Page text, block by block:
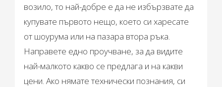
возило, то най-добре е да не избързвате да
купувате първото нещо, което си харесате
от шоурума или на пазара втора ръка.
Направете едно проучване, за да видите
най-малкото какво се предлага и на какви
цени. Ако нямате технически познания, си